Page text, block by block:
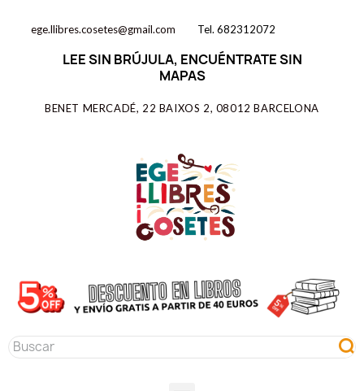
ege.llibres.cosetes@gmail.com Tel. 682312072
LEE SIN BRÚJULA, ENCUÉNTRATE SIN
MAPAS
BENET MERCADÉ, 22 BAIXOS 2, 08012 BARCELONA